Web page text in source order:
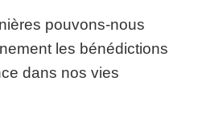
pouvons-nous
les bénédictions
dans nos vies